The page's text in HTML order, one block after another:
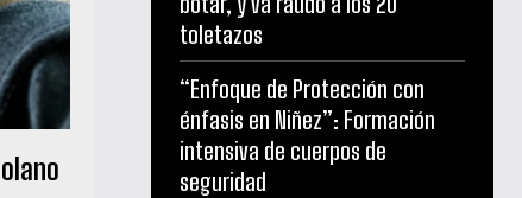
toletazos
“Enfoque de Protección con
énfasis en Niñez”: Formación
intensiva de cuerpos de
seguridad